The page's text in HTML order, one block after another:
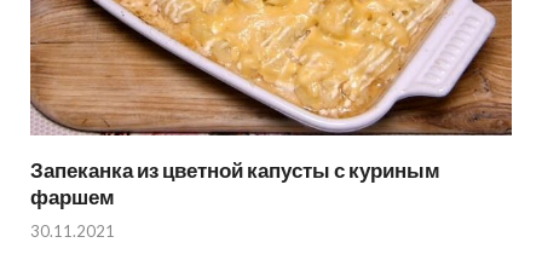
Запеканка из цветной капусты с куриным
фаршем
30.11.2021